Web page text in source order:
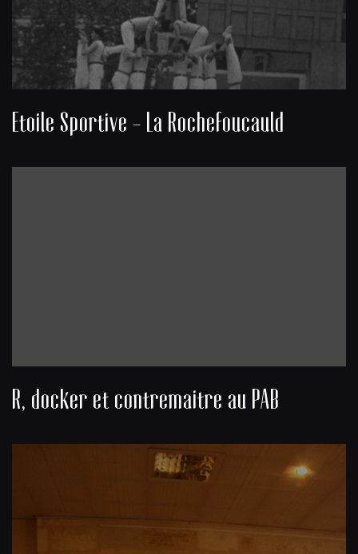
Etoile Sportive - La Rochefoucauld
R, docker et contremaitre au PAB